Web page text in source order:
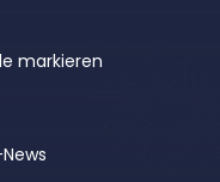
markieren